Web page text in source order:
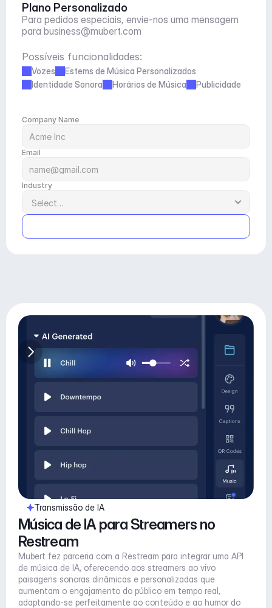
Plano Personalizado
Para pedidos especiais, envie-nos uma mensagem
para business@mubert.com
Possíveis funcionalidades:
Vozes
Estems de Música Personalizados
Identidade Sonora
Horários de Música Publicidade
Company Name
Email
Industry
Transmissão de IA
Música de IA para Streamers no
Restream
Mubert fez parceria com a Restream para integrar uma API
de música de IA, oferecendo aos streamers ao vivo
paisagens sonoras dinâmicas e personalizadas que
aumentam o engajamento do público em tempo real,
adaptando-se perfeitamente ao conteúdo e ao humor do